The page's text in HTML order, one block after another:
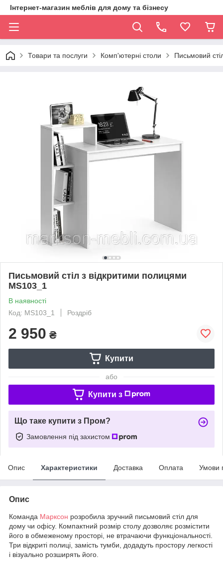
Інтернет-магазин меблів для дому та бізнесу
Товари та послуги Комп'ютерні столи Письмовий
Письмовий стіл з відкритими полицями
MS103_1
В наявності
Код: MS103_1
Роздріб
2 950 ₴
Купити
або
Купити з
Що таке купити з Пром?
Замовлення під захистом
Опис Характеристики Доставка Оплата Умови
Опис
Команда Марксон розробила зручний письмовий стіл для
дому чи офісу. Компактний розмір столу дозволяє розмістити
його в обмеженому просторі, не втрачаючи функціональності.
Три відкриті полиці, замість тумби, додадуть простору легкості
і візуально розширять його.